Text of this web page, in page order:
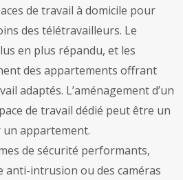
de travail à domicile pour
des télétravailleurs. Le
en plus répandu, et les
des appartements offrant
adaptés. L’aménagement d’un
de travail dédié peut être un
appartement.
de sécurité performants,
anti-intrusion ou des caméras